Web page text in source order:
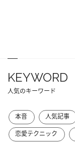
KEYWORD
人気のキーワード
本音 人気記事
恋愛テクニック